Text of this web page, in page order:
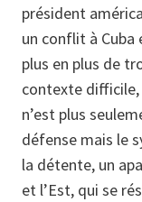
président
un conflit à
plus en plus de
contexte difficile,
n’est plus
défense mais le
la détente, un
et l’Est, qui se